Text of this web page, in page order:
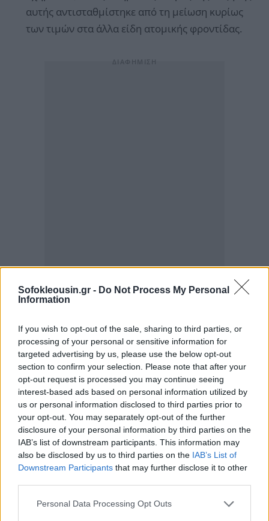
Sofokleousin.gr - Do Not Process My Personal
Information
If you wish to opt-out of the sale, sharing to third parties, or
processing of your personal or sensitive information for
targeted advertising by us, please use the below opt-out
section to confirm your selection. Please note that after your
opt-out request is processed you may continue seeing
interest-based ads based on personal information utilized by
us or personal information disclosed to third parties prior to
your opt-out. You may separately opt-out of the further
disclosure of your personal information by third parties on the
IAB’s list of downstream participants. This information may
also be disclosed by us to third parties on the IAB’s List of
Downstream Participants that may further disclose it to other
Personal Data Processing Opt Outs
αυτής αντισταθμίστηκε από τη μείωση κυρίως
των τιμών στα άλλα είδη ατομικής φροντίδας.
Μείωση κατά 1,6% κατέγραψε μόνο ο δείκτης
της ομάδας "Μεταφορές", λόγωμείωσης κυρίως
των τιμών σε μεταχειρισμένα αυτοκίνητα,
καύσιμα και λιπαντικά.Μέρος της μείωσης αυτής
αντισταθμίστηκε από τηναύξηση κυρίως των